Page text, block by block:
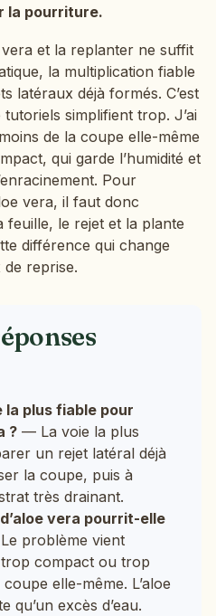
la pourriture.
et la replanter ne suffit
la multiplication fiable
latéraux déjà formés. C’est
simplifient trop. J’ai
de la coupe elle-même
qui garde l’humidité et
Pour
vera, il faut donc
feuille, le rejet et la plante
différence qui change
reprise.
la plus fiable pour
? — La voie la plus
un rejet latéral déjà
la coupe, puis à
très drainant.
vera pourrit-elle
problème vient
trop compact ou trop
elle-même. L’aloe
qu’un excès d’eau.